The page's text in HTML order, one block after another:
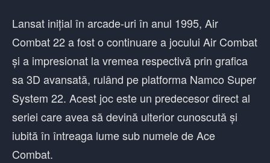
Lansat inițial în arcade-uri în anul 1995, Air
Combat 22 a fost o continuare a jocului Air Combat
și a impresionat la vremea respectivă prin grafica
sa 3D avansată, rulând pe platforma Namco Super
System 22. Acest joc este un predecesor direct al
seriei care avea să devină ulterior cunoscută și
iubită în întreaga lume sub numele de Ace
Combat.